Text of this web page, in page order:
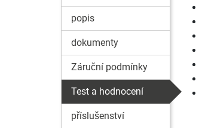
popis
dokumenty
Záruční podmínky
Test a hodnocení
příslušenství